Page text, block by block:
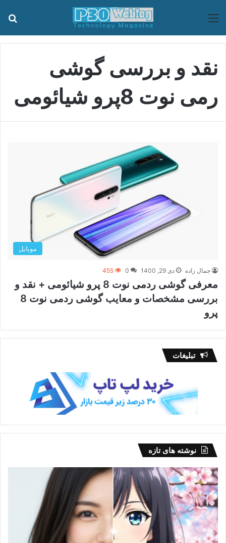
منو
نقد و بررسی گوشی
رمی نوت 8پرو شیائومی
موبایل
جمال زاده دی 29, 1400 0
455
معرفی گوشی ردمی نوت 8 پرو شیائومی + نقد و
بررسی مشخصات و معایب گوشی ردمی نوت 8
پرو
تبلیغات
نوشته های تازه